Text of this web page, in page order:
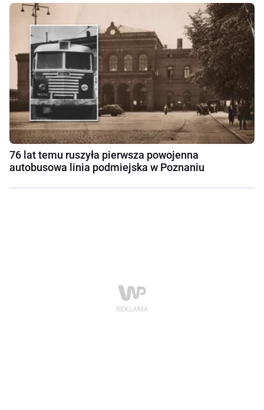
76 lat temu ruszyła pierwsza powojenna
autobusowa linia podmiejska w Poznaniu